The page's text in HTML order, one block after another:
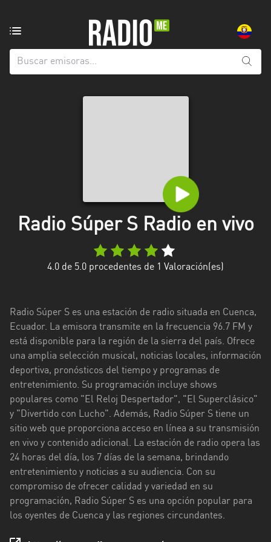
de
radio
Chimborazo
Guayas
Imbabura
Los
Ríos
Manabí
Morona
Santiago
Napo
Pastaza
Radio Súper S Radio en vivo
4.0 de 5.0 procedentes de 1 Valoración(es)
Radio Súper S es una estación de radio situada en Cuenca,
Ecuador. La emisora transmite en la frecuencia 96.7 FM y
está disponible para la región de la sierra del país. Ofrece
una amplia selección musical, noticias locales, información
deportiva, pronósticos del tiempo y programas de
entretenimiento. Su programación incluye shows
populares como "El Reloj Despertador", "El Superclásico"
y "Divertido con Lucho". Además, Radio Súper S tiene un
sitio web que proporciona acceso en línea a su transmisión
en vivo y contenido adicional. La estación de radio opera las
24 horas del día, los 7 días de la semana, brindando
entretenimiento y noticias a su audiencia. Con su
compromiso de ofrecer calidad y variedad en su
programación, Radio Súper S es una opción popular para
los oyentes de Cuenca y las regiones circundantes.